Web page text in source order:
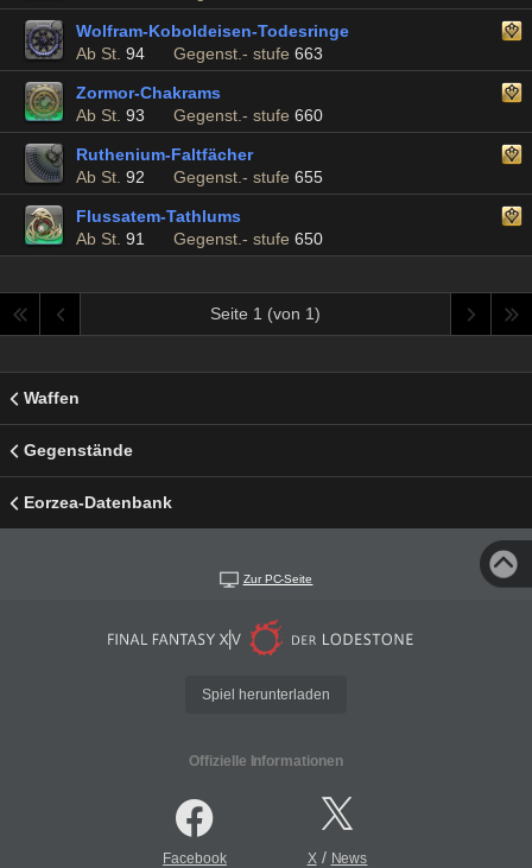
Wolfram-Koboldeisen-Todesringe
Ab St. 94 Gegenst.- stufe 663
Zormor-Chakrams
Ab St. 93 Gegenst.- stufe 660
Ruthenium-Faltfächer
Ab St. 92 Gegenst.- stufe 655
Flussatem-Tathlums
Ab St. 91 Gegenst.- stufe 650
Seite 1 (von 1)
Waffen
Gegenstände
Eorzea-Datenbank
Zur PC-Seite
Spiel herunterladen
Offizielle Informationen
Facebook X/ News